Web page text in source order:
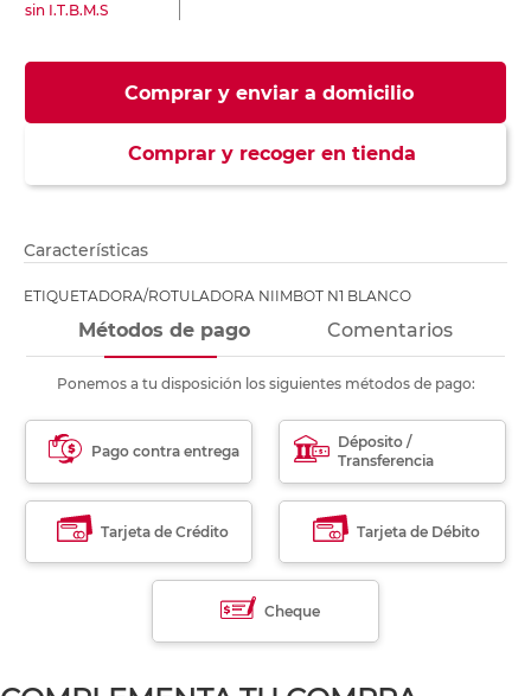
sin I.T.B.M.S
Comprar y enviar a domicilio
Comprar y recoger en tienda
Características
ETIQUETADORA/ROTULADORA NIIMBOT N1 BLANCO
Métodos de pago Comentarios
Ponemos a tu disposición los siguientes métodos de pago:
Pago contra entrega
Déposito /
Transferencia
Tarjeta de Crédito Tarjeta de Débito
Cheque